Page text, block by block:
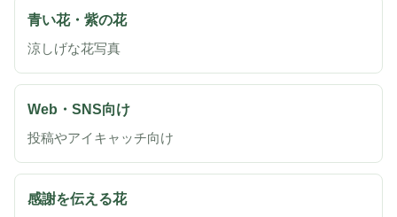
青い花・紫の花
涼しげな花写真
Web・SNS向け
投稿やアイキャッチ向け
感謝を伝える花